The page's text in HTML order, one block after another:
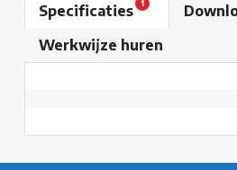
Specificaties 1
Werkwijze huren